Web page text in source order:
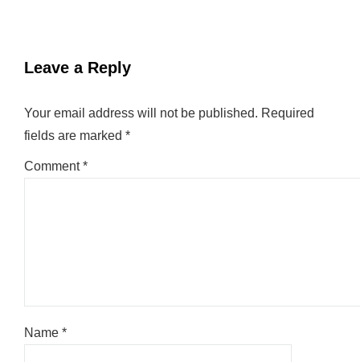
Leave a Reply
Your email address will not be published. Required
fields are marked *
Comment*
Name *